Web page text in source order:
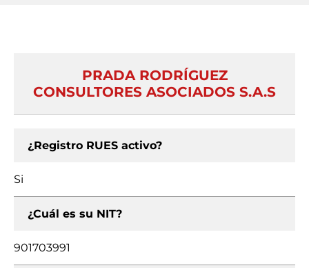
PRADA RODRÍGUEZ
CONSULTORES ASOCIADOS S.A.S
¿Registro RUES activo?
Si
¿Cuál es su NIT?
901703991